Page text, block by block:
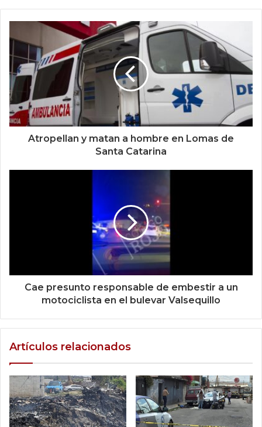
Atropellan y matan a hombre en Lomas de
Santa Catarina
Cae presunto responsable de embestir a un
motociclista en el bulevar Valsequillo
Artículos relacionados